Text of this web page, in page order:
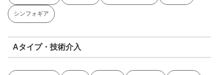
シンフォギア
Aタイプ・技術介入